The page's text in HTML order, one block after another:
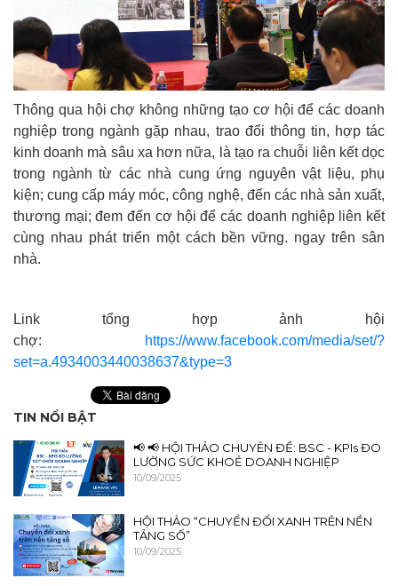
Thông qua hội chợ không những tạo cơ hội để các doanh
nghiệp trong ngành gặp nhau, trao đổi thông tin, hợp tác
kinh doanh mà sâu xa hơn nữa, là tạo ra chuỗi liên kết dọc
trong ngành từ các nhà cung ứng nguyên vật liệu, phụ
kiện; cung cấp máy móc, công nghệ, đến các nhà sản xuất,
thương mại; đem đến cơ hội để các doanh nghiệp liên kết
cùng nhau phát triển một cách bền vững. ngay trên sân
nhà.
Link tổng hợp ảnh hội
chợ:
https://www.facebook.com/media/set/?
set=a.4934003440038637&type=3
TIN NỔI BẬT
📢 📢 HỘI THẢO CHUYÊN ĐỀ: BSC - KPIs ĐO
LƯỜNG SỨC KHOẺ DOANH NGHIỆP
10/09/2025
HỘI THẢO “CHUYỂN ĐỔI XANH TRÊN NỀN
TẢNG SỐ”
10/09/2025